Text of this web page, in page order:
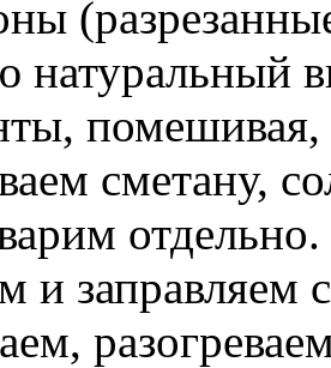
натуральный
сметану,
и заправляем